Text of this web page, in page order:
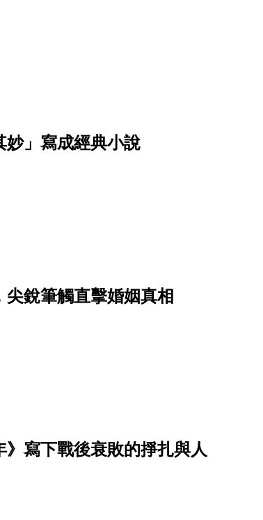
妙」寫成經典小說
銳筆觸直擊婚姻真相
寫下戰後衰敗的掙扎與人